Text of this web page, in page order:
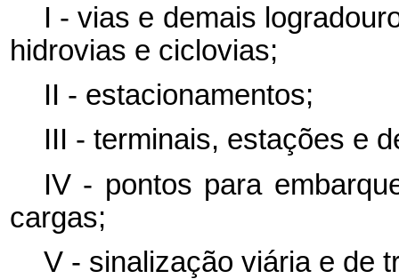
I - vias e demais
hidrovias e ciclovias;
II - estacionamentos;
III - terminais, estações e
IV - pontos para
cargas;
V - sinalização viária e de